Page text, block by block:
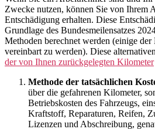
Zwecke nutzen, können Sie von Ihrem
Entschädigung erhalten. Diese
Grundlage des Bundesmeilensatzes
Methoden berechnet werden (einige der
vereinbart zu werden). Diese
der von Ihnen zurückgelegten Kilometer
Methode der tatsächlichen
über die gefahrenen Kilometer,
Betriebskosten des Fahrzeugs,
Kraftstoff, Reparaturen, Reifen,
Lizenzen und Abschreibung,